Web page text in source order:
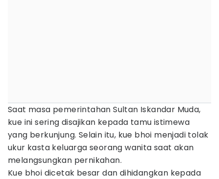
Saat masa pemerintahan Sultan Iskandar Muda,
kue ini sering disajikan kepada tamu istimewa
yang berkunjung. Selain itu, kue bhoi menjadi tolak
ukur kasta keluarga seorang wanita saat akan
melangsungkan pernikahan.
Kue bhoi dicetak besar dan dihidangkan kepada